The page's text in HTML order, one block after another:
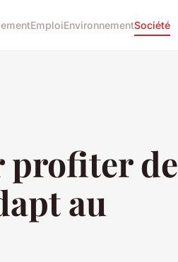
EmploiEnvironnementSociété
profiter de
au